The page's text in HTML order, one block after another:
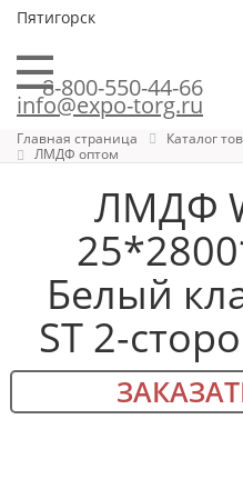
Пятигорск
8-800-550-44-66
info@expo-torg.ru
Главная страница Каталог
ЛМДФ оптом
ЛМДФ
Белый
ST 2-